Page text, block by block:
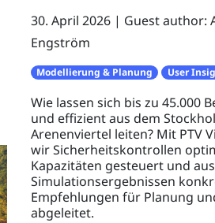
30. April 2026
Guest author:
Engström
Modellierung & Planung User
Wie lassen sich bis zu 45.000
und effizient aus dem
Arenenviertel leiten? Mit PTV
wir Sicherheitskontrollen
Kapazitäten gesteuert und
Simulationsergebnissen
Empfehlungen für Planung
abgeleitet.